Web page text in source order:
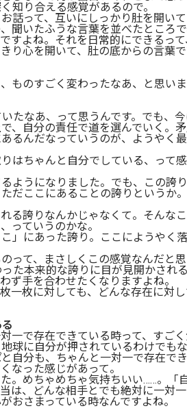
知り合える感覚があるので。
話って、互いにしっかり肚を開い
聞いたふうな言葉を並べたところ
すよね。それを日常的にできるって
り心を開いて、肚の底からの言葉で
ものすごく変わったなあ、と思い
たなあ、って思うんです。でも、
、自分の責任で道を選んでいく。
るんだなっていうのが、ようやく
はちゃんと自分でしている、って
ようになりました。でも、この誇
だここにあることの誇りというか
る誇りなんかじゃなくて。そんな
っていうのかな。
」にあった誇り。ここにようやく
って、まさしくこの感覚なんだと
た本来的な誇りに目が見開かされ
ず手を合わせたくなりますよね。
一枚に対しても、どんな存在に対
一で存在できている時って、すご
球に自分が押されているわけでも
自分も、ちゃんと一対一で存在でき
なった感じがあって。
。めちゃめちゃ気持ちいい……。「自
は、どんな相手とでも絶対に一対
おさまっている時なんですよね。